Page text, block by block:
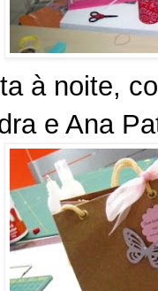
à noite,
e Ana